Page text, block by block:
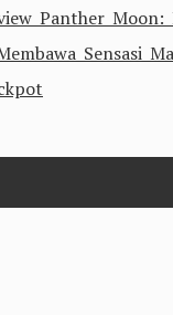
Panther Moon:
Sensasi